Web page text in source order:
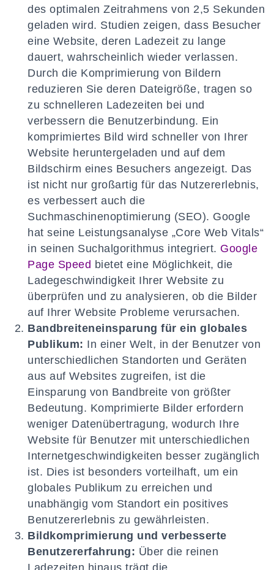
des optimalen Zeitrahmens von 2,5 Sekunden
geladen wird. Studien zeigen, dass Besucher
eine Website, deren Ladezeit zu lange
dauert, wahrscheinlich wieder verlassen.
Durch die Komprimierung von Bildern
reduzieren Sie deren Dateigröße, tragen so
zu schnelleren Ladezeiten bei und
verbessern die Benutzerbindung. Ein
komprimiertes Bild wird schneller von Ihrer
Website heruntergeladen und auf dem
Bildschirm eines Besuchers angezeigt. Das
ist nicht nur großartig für das Nutzererlebnis,
es verbessert auch die
Suchmaschinenoptimierung (SEO). Google
hat seine Leistungsanalyse „Core Web Vitals“
in seinen Suchalgorithmus integriert. Google
Page Speed bietet eine Möglichkeit, die
Ladegeschwindigkeit Ihrer Website zu
überprüfen und zu analysieren, ob die Bilder
auf Ihrer Website Probleme verursachen.
Bandbreiteneinsparung für ein globales
Publikum: In einer Welt, in der Benutzer von
unterschiedlichen Standorten und Geräten
aus auf Websites zugreifen, ist die
Einsparung von Bandbreite von größter
Bedeutung. Komprimierte Bilder erfordern
weniger Datenübertragung, wodurch Ihre
Website für Benutzer mit unterschiedlichen
Internetgeschwindigkeiten besser zugänglich
ist. Dies ist besonders vorteilhaft, um ein
globales Publikum zu erreichen und
unabhängig vom Standort ein positives
Benutzererlebnis zu gewährleisten.
Bildkomprimierung und verbesserte
Benutzererfahrung: Über die reinen
Ladezeiten hinaus trägt die